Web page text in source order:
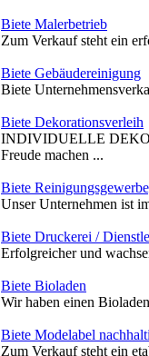
Biete Malerbetrieb
Zum Verkauf steht ein
Biete Gebäudereinigung
Biete
Biete Dekorationsverleih
INDIVIDUELLE
Freude machen ...
Biete
Unser Unternehmen ist
Biete Druckerei /
Erfolgreicher und
Biete Bioladen
Wir haben einen
Biete Modelabel
Zum Verkauf steht ein